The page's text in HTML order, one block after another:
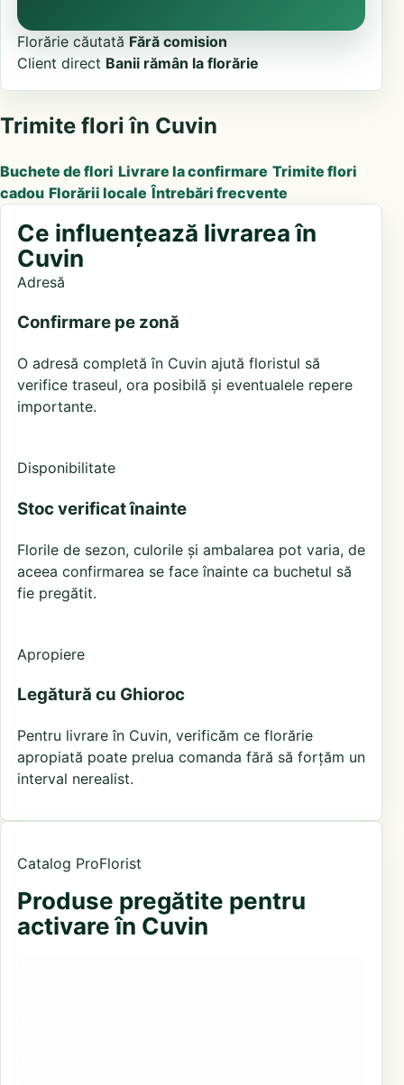
Florărie căutată Fără comision
Client direct Banii rămân la florărie
Trimite flori în Cuvin
Buchete de flori Livrare la confirmare Trimite flori
cadou Florării locale Întrebări frecvente
Ce influențează livrarea în
Cuvin
Adresă
Confirmare pe zonă
O adresă completă în Cuvin ajută floristul să
verifice traseul, ora posibilă și eventualele repere
importante.
Disponibilitate
Stoc verificat înainte
Florile de sezon, culorile și ambalarea pot varia, de
aceea confirmarea se face înainte ca buchetul să
fie pregătit.
Apropiere
Legătură cu Ghioroc
Pentru livrare în Cuvin, verificăm ce florărie
apropiată poate prelua comanda fără să forțăm un
interval nerealist.
Catalog ProFlorist
Produse pregătite pentru
activare în Cuvin